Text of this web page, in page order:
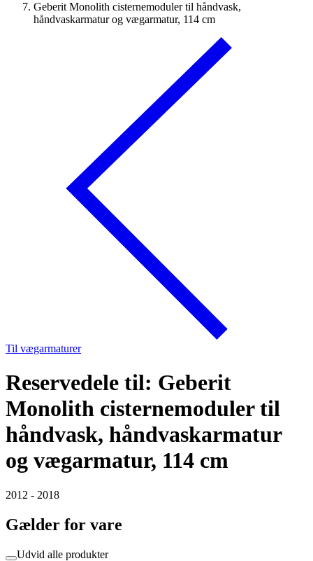
Geberit Monolith cisternemoduler til håndvask,
håndvaskarmatur og vægarmatur, 114 cm
Til vægarmaturer
Reservedele til: Geberit
Monolith cisternemoduler til
håndvask, håndvaskarmatur
og vægarmatur, 114 cm
2012 - 2018
Gælder for vare
Udvid alle produkter